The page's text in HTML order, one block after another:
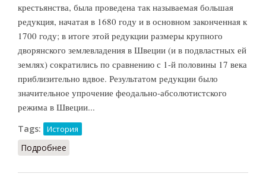
крестьянства, была проведена так называемая большая
редукция, начатая в 1680 году и в основном законченная к
1700 году; в итоге этой редукции размеры крупного
дворянского землевладения в Швеции (и в подвластных ей
землях) сократились по сравнению с 1-й половины 17 века
приблизительно вдвое. Результатом редукции было
значительное упрочение феодально-абсолютистского
режима в Швеции...
Tags: История
Подробнее